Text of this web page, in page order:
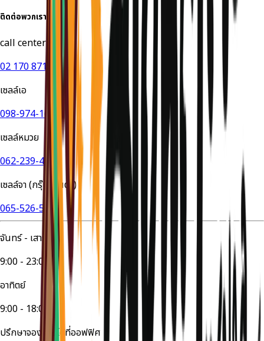
ติดต่อพวกเรา
call center
02 170 8714
เซลล์เอ
098-974-1649
เซลล์หมวย
062-239-4524
เซลล์จา (กรุ๊ปส่วนตัว)
065-526-5447
จันทร์ - เสาร์
9:00 - 23:00
อาทิตย์
9:00 - 18:00
ปรึกษาจองทัวร์ได้ที่ออฟฟิศ